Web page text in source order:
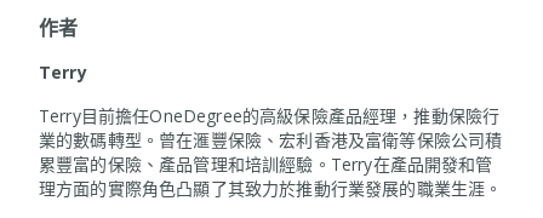
作者
Terry
Terry目前擔任OneDegree的高級保險產品經理，推動保險行
業的數碼轉型。曾在滙豐保險、宏利香港及富衛等保險公司積
累豐富的保險、產品管理和培訓經驗。Terry在產品開發和管
理方面的實際角色凸顯了其致力於推動行業發展的職業生涯。